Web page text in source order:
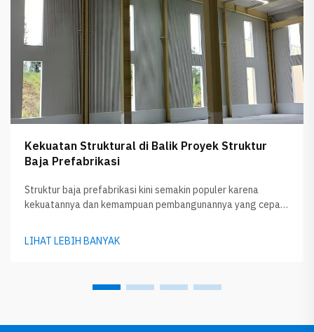
Kekuatan Struktural di Balik Proyek Struktur
Baja Prefabrikasi
Struktur baja prefabrikasi kini semakin populer karena
kekuatannya dan kemampuan pembangunannya yang cepat.
terlebih dahulu di pabrik, kemudian mengirimkannya ke lokasi
proyek. Pendekatan ini menghemat banyak waktu dalam
LIHAT LEBIH BANYAK